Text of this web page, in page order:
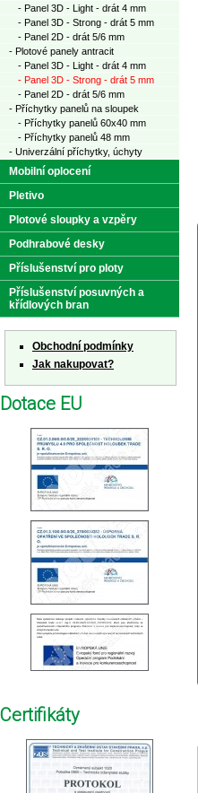
- Panel 3D - Light - drát 4 mm
- Panel 3D - Strong - drát 5 mm
- Panel 2D - drát 5/6 mm
- Plotové panely antracit
- Panel 3D - Light - drát 4 mm
- Panel 3D - Strong - drát 5 mm
- Panel 2D - drát 5/6 mm
- Příchytky panelů na sloupek
- Příchytky panelů 60x40 mm
- Příchytky panelů 48 mm
- Univerzální příchytky, úchyty
Mobilní oplocení
Pletivo
Plotové sloupky a vzpěry
Podhrabové desky
Příslušenství pro ploty
Příslušenství posuvných a
křídlových bran
Obchodní podmínky
Jak nakupovat?
Dotace EU
Certifikáty